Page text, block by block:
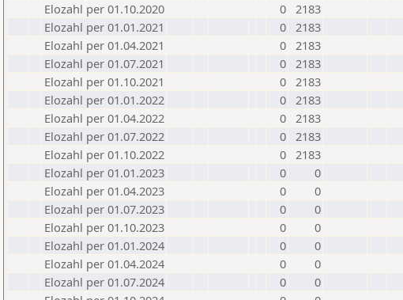
Elozahl per 01.10.2020
0 2183
Elozahl per 01.01.2021
0 2183
Elozahl per 01.04.2021
0 2183
Elozahl per 01.07.2021
0 2183
Elozahl per 01.10.2021
0 2183
Elozahl per 01.01.2022
0 2183
Elozahl per 01.04.2022
0 2183
Elozahl per 01.07.2022
0 2183
Elozahl per 01.10.2022
0 2183
Elozahl per 01.01.2023
0
0
Elozahl per 01.04.2023
0
0
Elozahl per 01.07.2023
0
0
Elozahl per 01.10.2023
0
0
Elozahl per 01.01.2024
0
0
Elozahl per 01.04.2024
0
0
Elozahl per 01.07.2024
0
0